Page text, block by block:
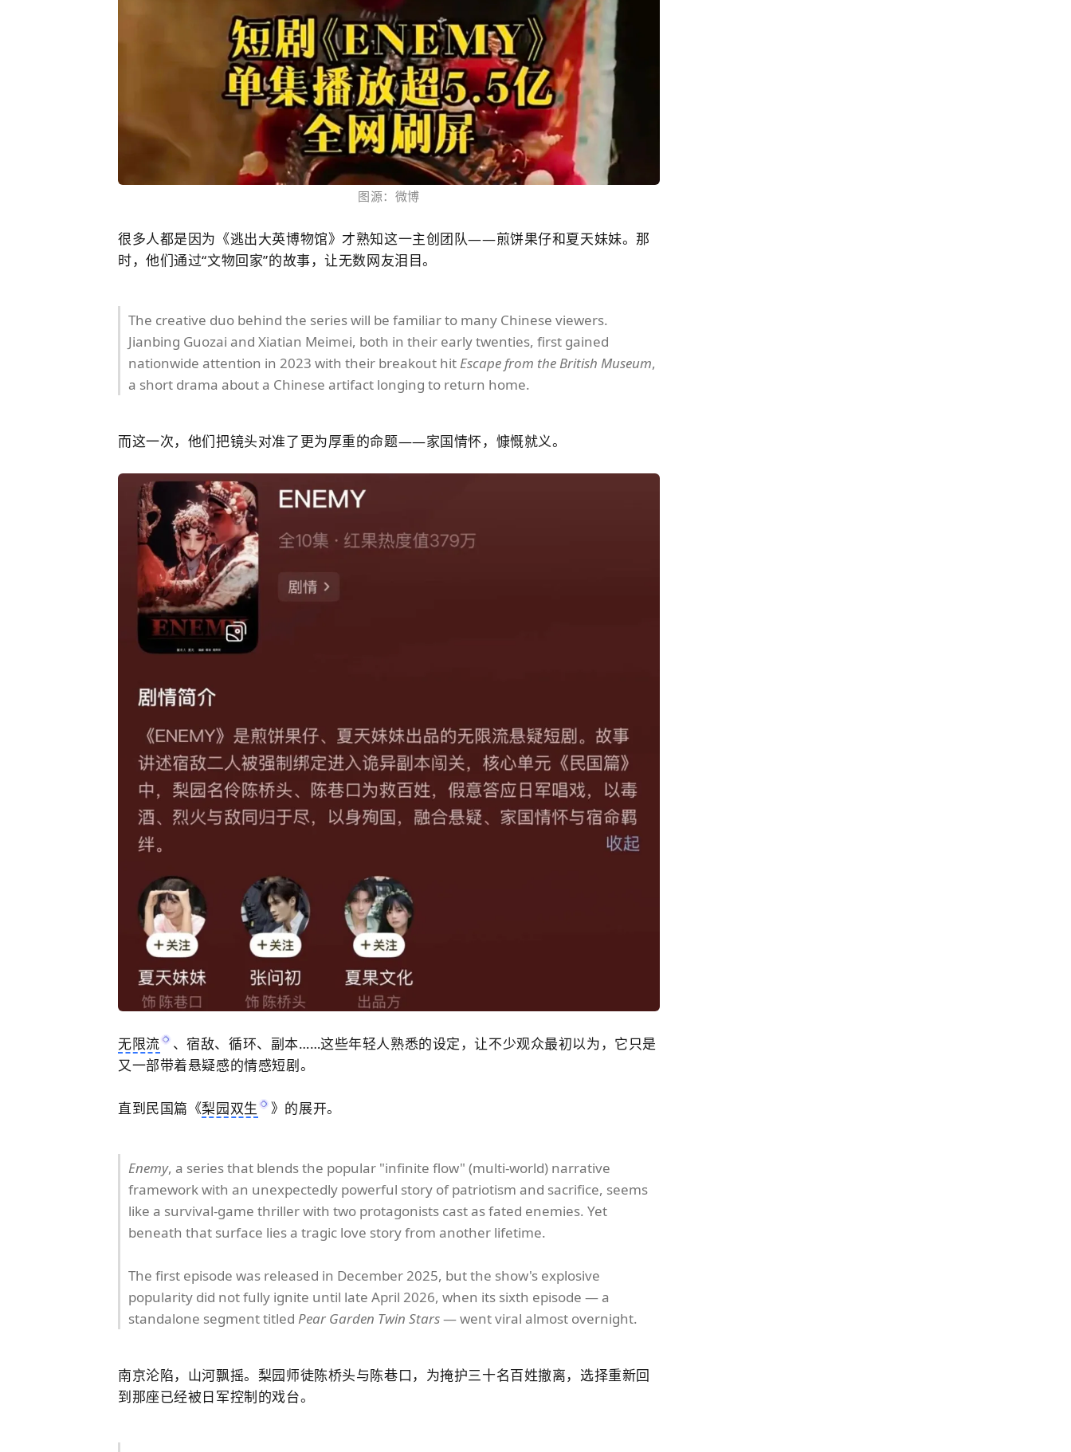
图源：微博
很多人都是因为 《逃出大英博物馆》才熟知这一主创团队——煎饼果仔和夏天妹妹。那
时，他们通过“文物回家”的故事，让无数网友泪目。
The creative duo behind the series will be familiar to many Chinese viewers.
Jianbing Guozai and Xiatian Meimei, both in their early twenties, first gained
nationwide attention in 2023 with their breakout hitEscape from the British Museum,
a short drama about a Chinese artifact longing to return home.
而这一次，他们把镜头对准了更为厚重的命题——家国情怀，慷慨就义。
无限流
、宿敌、循环、副本……这些年轻人熟悉的设定，让不少观众最初以为，它只是
又一部带着悬疑感的情感短剧。
直到民国篇《梨园双生 》 的展开。
Enemy, a series that blends the popular "infinite flow" (multi-world) narrative
framework with an unexpectedly powerful story of patriotism and sacrifice, seems
like a survival-game thriller with two protagonists cast as fated enemies. Yet
beneath that surface lies a tragic love story from another lifetime.
The first episode was released in December 2025, but the show's explosive
popularity did not fully ignite until late April 2026, when its sixth episode — a
standalone segment titled Pear Garden Twin Stars— went viral almost overnight.
南京沦陷，山河飘摇。梨园师徒陈桥头与陈巷口，为掩护三十名百姓撤离，选择重新回
到那座已经被日军控制的戏台。